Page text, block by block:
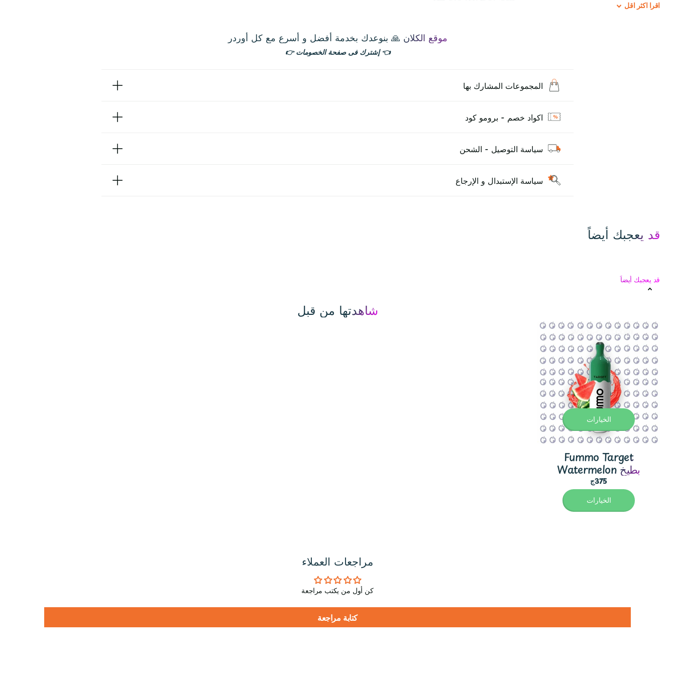
للاستعمال مرة و احدة بكل سهولة ، بعد ما تخلص تترمي مباشرة لا يمكن اعادة استخدامها - لا تحتاج لاضافة ليكويد/سائل او حتي
للشحن، تاتي بها السائل و مشحونة ، طريقة استخدامها سهلة فقط ابدا بالسحب و ستعمل تلقائيا
اقرااكثر اقل
موقع الكلان 🙏 بنوعدك بخدمة أفضل و أسرع مع كل أوردر
👈إشترك فى صفحة الخصومات👉
المجموعات المشارك بها
اكواد خصم - برومو كود
سياسة التوصيل - الشحن
سياسة الإستبدال و الإرجاع
قد يعجبك أيضاً
قد يعجبك أيضاً
شاهدتها من قبل
الخيارات
Fummo Target
Watermelon بطيخ
375ج
الخيارات
مراجعات العملاء
كن أول من يكتب مراجعة
كتابة مراجعة